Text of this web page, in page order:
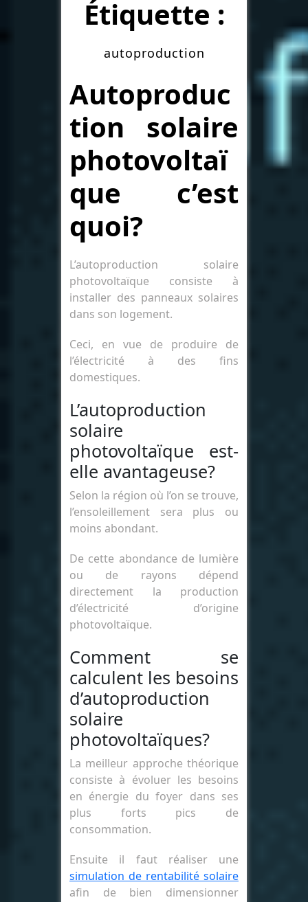
Étiquette :
autoproduction
Autoproduc
tion solaire
photovoltaï
que c’est
quoi?
L’autoproduction solaire
photovoltaïque consiste à
installer des panneaux solaires
dans son logement.
Ceci, en vue de produire de
l’électricité à des fins
domestiques.
L’autoproduction
solaire
photovoltaïque est-
elle avantageuse?
Selon la région où l’on se trouve,
l’ensoleillement sera plus ou
moins abondant.
De cette abondance de lumière
ou de rayons dépend
directement la production
d’électricité d’origine
photovoltaïque.
Comment se
calculent les besoins
d’autoproduction
solaire
photovoltaïques?
La meilleur approche théorique
consiste à évoluer les besoins
en énergie du foyer dans ses
plus forts pics de
consommation.
Ensuite il faut réaliser une
simulation de rentabilité solaire
afin de bien dimensionner